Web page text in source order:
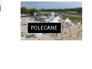
POLECANE